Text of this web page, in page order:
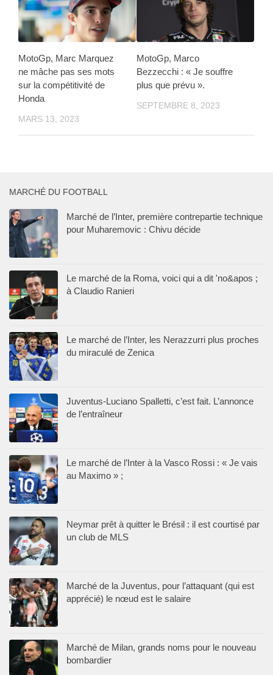
MotoGp, Marc Marquez
ne mâche pas ses mots
sur la compétitivité de
Honda
MARS 13, 2023
MotoGp, Marco
Bezzecchi : « Je souffre
plus que prévu ».
SEPTEMBRE 8, 2023
MARCHÉ DU FOOTBALL
Marché de l’Inter, première contrepartie technique
pour Muharemovic : Chivu décide
Le marché de la Roma, voici qui a dit 'no&apos ;
à Claudio Ranieri
Le marché de l’Inter, les Nerazzurri plus proches
du miraculé de Zenica
Juventus-Luciano Spalletti, c’est fait. L’annonce
de l’entraîneur
Le marché de l’Inter à la Vasco Rossi : « Je vais
au Maximo » ;
Neymar prêt à quitter le Brésil : il est courtisé par
un club de MLS
Marché de la Juventus, pour l’attaquant (qui est
apprécié) le nœud est le salaire
Marché de Milan, grands noms pour le nouveau
bombardier